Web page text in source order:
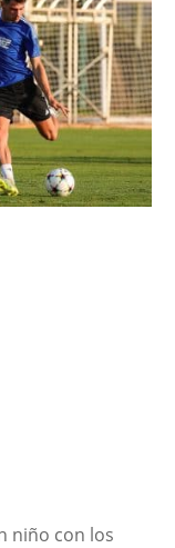
niño con los